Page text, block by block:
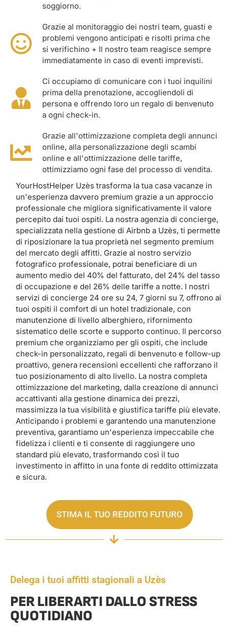
soggiorno.
Grazie al monitoraggio dei nostri team, guasti e
problemi vengono anticipati e risolti prima che
si verifichino + Il nostro team reagisce sempre
immediatamente in caso di eventi imprevisti.
Ci occupiamo di comunicare con i tuoi inquilini
prima della prenotazione, accogliendoli di
persona e offrendo loro un regalo di benvenuto
a ogni check-in.
Grazie all'ottimizzazione completa degli annunci
online, alla personalizzazione degli scambi
online e all'ottimizzazione delle tariffe,
ottimizziamo ogni fase del processo di vendita.
YourHostHelper Uzès trasforma la tua casa vacanze in
un'esperienza davvero premium grazie a un approccio
professionale che migliora significativamente il valore
percepito dai tuoi ospiti. La nostra agenzia di concierge,
specializzata nella gestione di Airbnb a Uzès, ti permette
di riposizionare la tua proprietà nel segmento premium
del mercato degli affitti. Grazie al nostro servizio
fotografico professionale, potrai beneficiare di un
aumento medio del 40% del fatturato, del 24% del tasso
di occupazione e del 26% delle tariffe a notte. I nostri
servizi di concierge 24 ore su 24, 7 giorni su 7, offrono ai
tuoi ospiti il ​​comfort di un hotel tradizionale, con
manutenzione di livello alberghiero, rifornimento
sistematico delle scorte e supporto continuo. Il percorso
premium che organizziamo per gli ospiti, che include
check-in personalizzato, regali di benvenuto e follow-up
proattivo, genera recensioni eccellenti che rafforzano il
tuo posizionamento di alto livello. La nostra completa
ottimizzazione del marketing, dalla creazione di annunci
accattivanti alla gestione dinamica dei prezzi,
massimizza la tua visibilità e giustifica tariffe più elevate.
Anticipando i problemi e garantendo una manutenzione
preventiva, garantiamo un'esperienza impeccabile che
fidelizza i clienti e ti consente di raggiungere uno
standard più elevato, trasformando così il tuo
investimento in affitto in una fonte di reddito ottimizzata
e sicura.
STIMA IL TUO REDDITO FUTURO
Delega i tuoi affitti stagionali a Uzès
PER LIBERARTI DALLO STRESS
QUOTIDIANO